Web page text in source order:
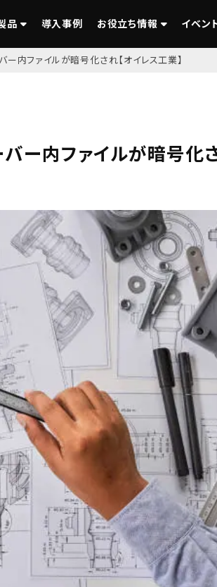
品 導入事例 お役立ち情報 イベン
内ファイルが暗号化され【オイレス工業】
ー内ファイルが暗号化